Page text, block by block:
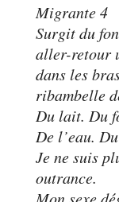
Migrante 4
Surgit du
aller-retour
dans les
ribambelle
Du lait. Du
De l’eau.
Je ne suis
outrance.
Mon sexe